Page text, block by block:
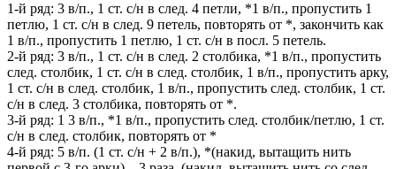
1-й ряд: 3 в/п., 1 ст. с/н в след. 4 петли, *1 в/п., пропустить 1
петлю, 1 ст. с/н в след. 9 петель, повторять от *, закончить как
1 в/п., пропустить 1 петлю, 1 ст. с/н в посл. 5 петель.
2-й ряд: 3 в/п., 1 ст. с/н в след. 2 столбика, *1 в/п., пропустить
след. столбик, 1 ст. с/н в след. столбик, 1 в/п., пропустить арку,
1 ст. с/н в след. столбик, 1 в/п., пропустить след. столбик, 1 ст.
с/н в след. 3 столбика, повторять от *.
3-й ряд: 1 3 в/п., *1 в/п., пропустить след. столбик/петлю, 1 ст.
с/н в след. столбик, повторять от *
4-й ряд: 5 в/п. (1 ст. с/н + 2 в/п.), *(накид, вытащить нить